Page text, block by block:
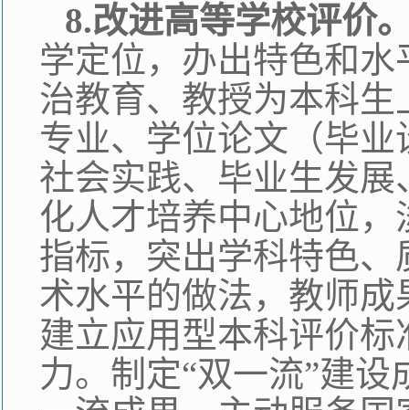
8.改进高等学校评价
学定位，办出特色和
治教育、教授为本科
专业、学位论文（毕
社会实践、毕业生发
化人才培养中心地位
指标，突出学科特色
术水平的做法，教师
建立应用型本科评价
力。制定“双一流”建